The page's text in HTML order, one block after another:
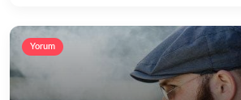
tesadüf değildir; hazırlık, ekipman
içeriğinin yapısı ve […]
Yorum